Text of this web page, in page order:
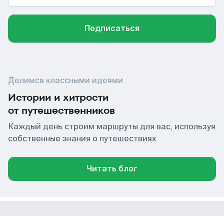
Подписаться
Делимся классными идеями
Истории и хитрости
от путешественников
Каждый день строим маршруты для вас, используя
собственные знания о путешествиях
Читать блог